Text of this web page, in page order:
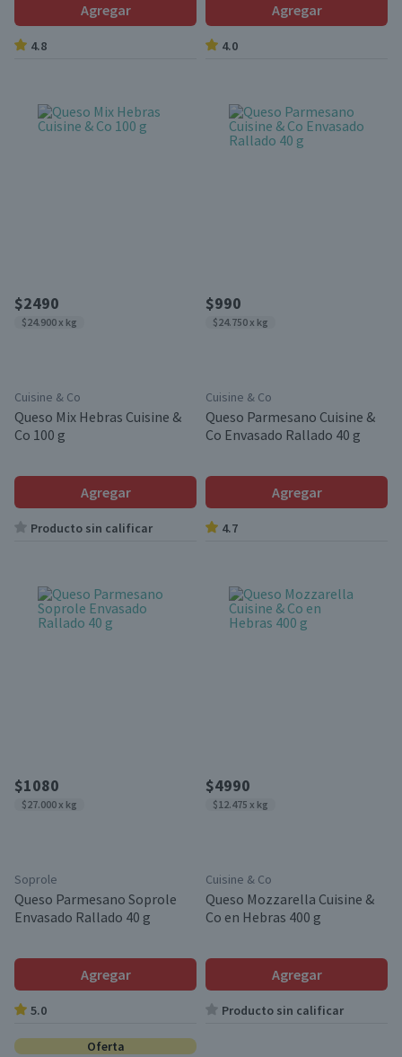
Agregar
4.8
Agregar
4.0
$2490
$24.900 x kg
Cuisine & Co
Queso Mix Hebras Cuisine &
Co 100 g
Agregar
Producto sin calificar
$990
$24.750 x kg
Cuisine & Co
Queso Parmesano Cuisine &
Co Envasado Rallado 40 g
Agregar
4.7
$1080
$27.000 x kg
Soprole
Queso Parmesano Soprole
Envasado Rallado 40 g
Agregar
5.0
$4990
$12.475 x kg
Cuisine & Co
Queso Mozzarella Cuisine &
Co en Hebras 400 g
Agregar
Producto sin calificar
Oferta